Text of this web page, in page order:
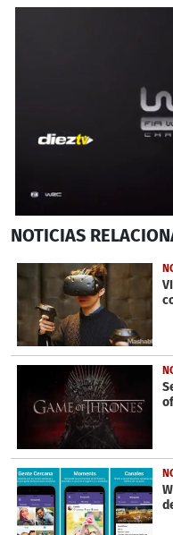
seconds
1
minute,
seconds
NOTICIAS